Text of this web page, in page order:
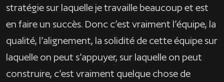
stratégie sur laquelle je travaille beaucoup et est
en faire un succès. Donc c’est vraiment l’équipe, la
qualité, l’alignement, la solidité de cette équipe sur
laquelle on peut s’appuyer, sur laquelle on peut
construire, c’est vraiment quelque chose de